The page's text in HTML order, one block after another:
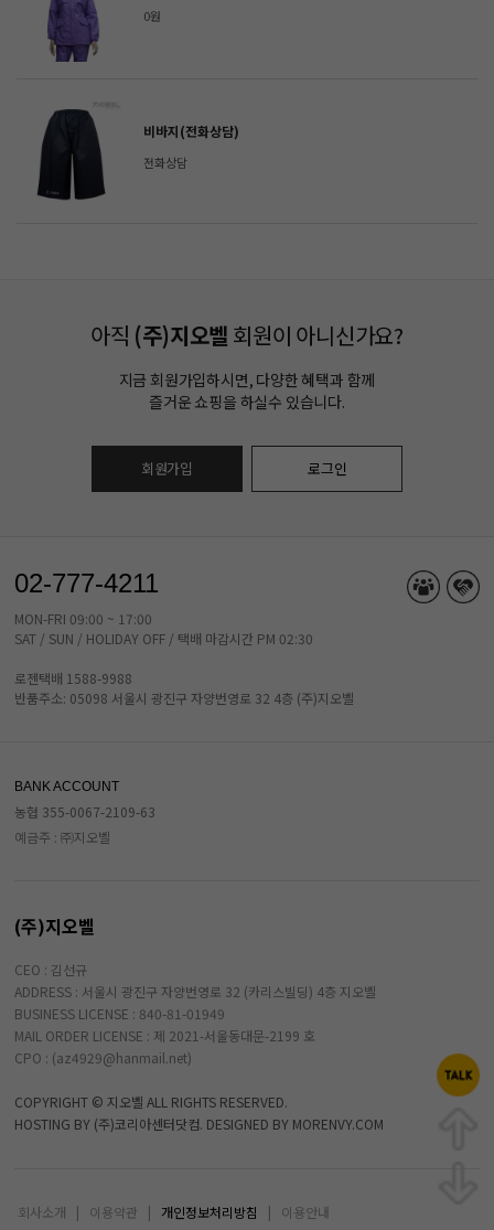
0원
비바지(전화상담)
전화상담
아직 (주)지오벨 회원이 아니신가요?
지금 회원가입하시면, 다양한 혜택과 함께
즐거운 쇼핑을 하실수 있습니다.
회원가입 로그인
02-777-4211
MON-FRI 09:00 ~ 17:00
SAT / SUN / HOLIDAY OFF / 택배 마감시간 PM 02:30
로젠택배 1588-9988
반품주소: 05098 서울시 광진구 자양번영로 32 4층 (주)지오벨
BANK ACCOUNT
농협 355-0067-2109-63
예금주 : ㈜지오벨
(주)지오벨
CEO : 김선규
ADDRESS : 서울시 광진구 자양번영로 32 (카리스빌딩) 4층 지오벨
BUSINESS LICENSE : 840-81-01949
MAIL ORDER LICENSE : 제 2021-서울동대문-2199 호
CPO : (az4929@hanmail.net)
COPYRIGHT © 지오벨 ALL RIGHTS RESERVED.
HOSTING BY (주)코리아센터닷컴. DESIGNED BY MORENVY.COM
회사소개 | 이용약관 | 개인정보처리방침 | 이용안내